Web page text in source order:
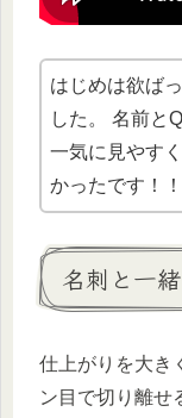
はじめは欲ば
した。 名前と
一気に見やす
かったです！！
名刺と一
仕上がりを大き
ン目で切り離せ